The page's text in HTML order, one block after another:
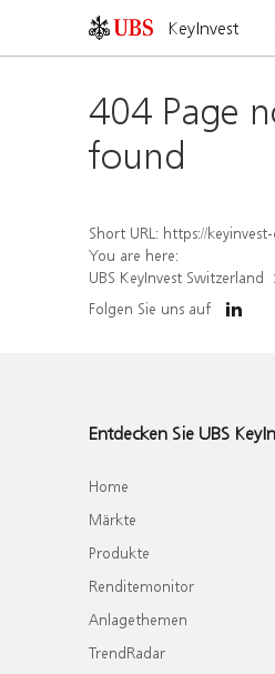
KeyInvest
404 Page
found
Short URL: https://keyinvest-ch.ubs.com/
You are here:
UBS KeyInvest Switzerland
Folgen Sie uns auf
Entdecken Sie UBS
Home
Märkte
Produkte
Renditemonitor
Anlagethemen
TrendRadar